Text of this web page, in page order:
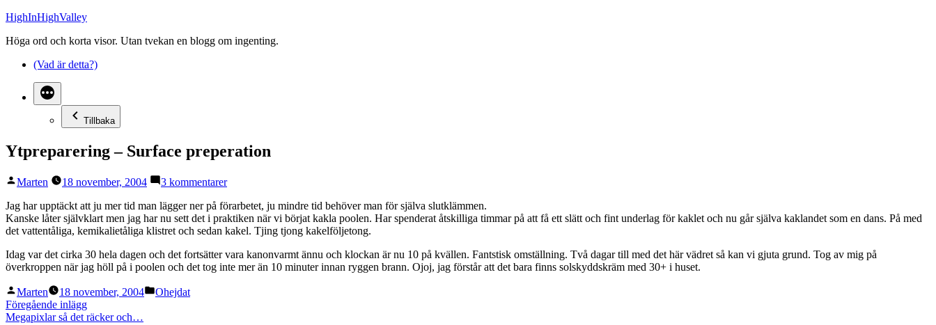
Hoppa
innehåll
HighInHighValley
Höga ord och korta visor. Utan tvekan en blogg om ingenting.
(Vad är detta?)
Tillbaka
Ytpreparering – Surface preperation
Publicerat
Marten 18 november, 2004 3 kommentarertill
–
Surface
preperation
Jag har upptäckt att ju mer tid man lägger ner på förarbetet, ju mindre tid behöver man för själva slutklämmen.
Kanske låter självklart men jag har nu sett det i praktiken när vi börjat kakla poolen. Har spenderat åtskilliga timmar på att få ett slätt och fint underlag för kaklet och nu går själva kaklandet som en dans. På med
det vattentåliga, kemikalietåliga klistret och sedan kakel. Tjing tjong kakelföljetong.
Idag var det cirka 30 hela dagen och det fortsätter vara kanonvarmt ännu och klockan är nu 10 på kvällen. Fantstisk omställning. Två dagar till med det här vädret så kan vi gjuta grund. Tog av mig på
överkroppen när jag höll på i poolen och det tog inte mer än 10 minuter innan ryggen brann. Ojoj, jag förstår att det bara finns solskyddskräm med 30+ i huset.
Publicerat
av
Marten 18 november, 2004
Publicerat
Ohejdat
Inläggsnavigering
Föregående inläggFöregående
inlägg:
Megapixlar så det räcker och…